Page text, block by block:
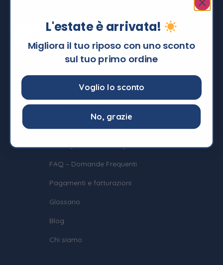
Informazioni
Privacy e Cookie Policy
FAQ – Domande Frequenti
Pagamenti e fatturazioni
Glossario
Blog
Chi siamo
L'estate è arrivata!
Migliora il tuo riposo con uno sconto
sul tuo primo ordine
Voglio lo sconto
No, grazie